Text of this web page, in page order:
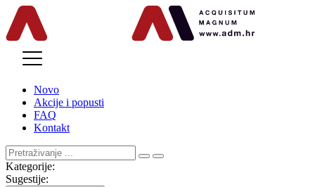
Novo
Akcije i popusti
FAQ
Kontakt
Kategorije:
Sugestije: